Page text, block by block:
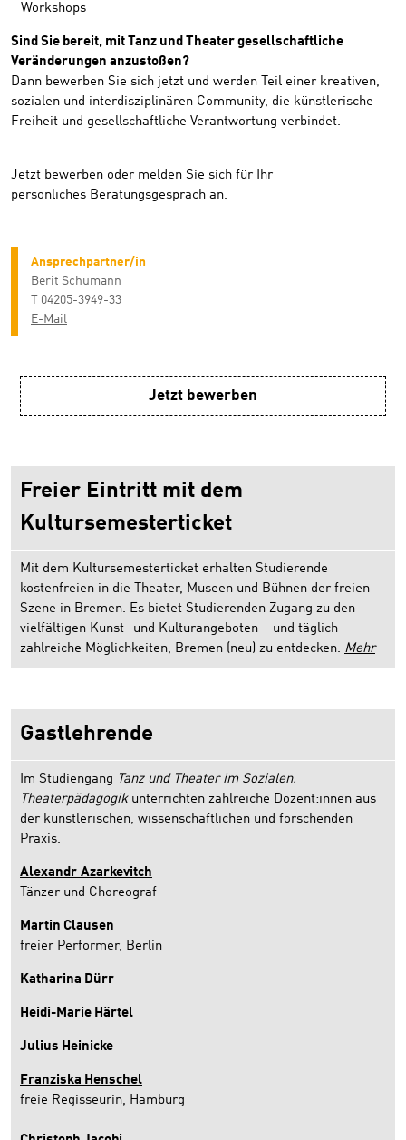
Workshops
Sind Sie bereit, mit Tanz und Theater gesellschaftliche
Veränderungen anzustoßen?
Dann bewerben Sie sich jetzt und werden Teil einer kreativen,
sozialen und interdisziplinären Community, die künstlerische
Freiheit und gesellschaftliche Verantwortung verbindet.
Jetzt bewerben oder melden Sie sich für Ihr
persönliches Beratungsgespräch an.
Ansprechpartner/in
Berit Schumann
T 04205-3949-33
E-Mail
Jetzt bewerben
Freier Eintritt mit dem
Kultursemesterticket
Mit dem Kultursemesterticket erhalten Studierende
kostenfreien in die Theater, Museen und Bühnen der freien
Szene in Bremen. Es bietet Studierenden Zugang zu den
vielfältigen Kunst- und Kulturangeboten – und täglich
zahlreiche Möglichkeiten, Bremen (neu) zu entdecken. Mehr
Gastlehrende
Im Studiengang Tanz und Theater im Sozialen.
Theaterpädagogik unterrichten zahlreiche Dozent:innen aus
der künstlerischen, wissenschaftlichen und forschenden
Praxis.
Alexandr Azarkevitch
Tänzer und Choreograf
Martin Clausen
freier Performer, Berlin
Katharina Dürr
Heidi-Marie Härtel
Julius Heinicke
Franziska Henschel
freie Regisseurin, Hamburg